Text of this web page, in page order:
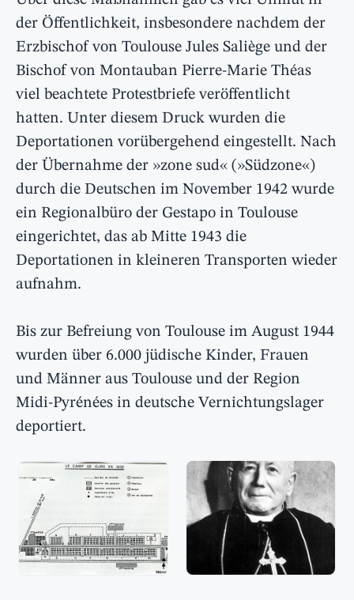
der Öffentlichkeit, insbesondere nachdem der
Erzbischof von Toulouse Jules Saliège und der
Bischof von Montauban Pierre-Marie Théas
viel beachtete Protestbriefe veröffentlicht
hatten. Unter diesem Druck wurden die
Deportationen vorübergehend eingestellt. Nach
der Übernahme der »zone sud« (»Südzone«)
durch die Deutschen im November 1942 wurde
ein Regionalbüro der Gestapo in Toulouse
eingerichtet, das ab Mitte 1943 die
Deportationen in kleineren Transporten wieder
aufnahm.
Bis zur Befreiung von Toulouse im August 1944
wurden über 6.000 jüdische Kinder, Frauen
und Männer aus Toulouse und der Region
Midi-Pyrénées in deutsche Vernichtungslager
deportiert.